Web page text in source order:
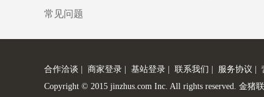
常见问题
合作洽谈 商家登录 基站登录 联系我们 服务协议
Copyright © 2015 jinzhus.com Inc. All rights reserved. 金